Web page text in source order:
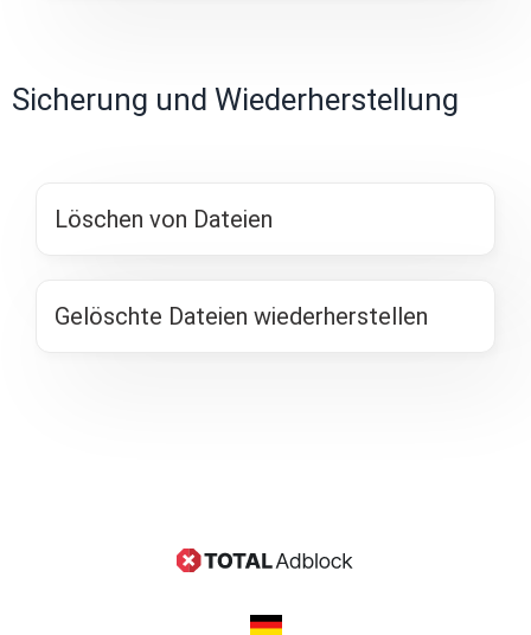
Sicherung und Wiederherstellung
Löschen von Dateien
Gelöschte Dateien wiederherstellen